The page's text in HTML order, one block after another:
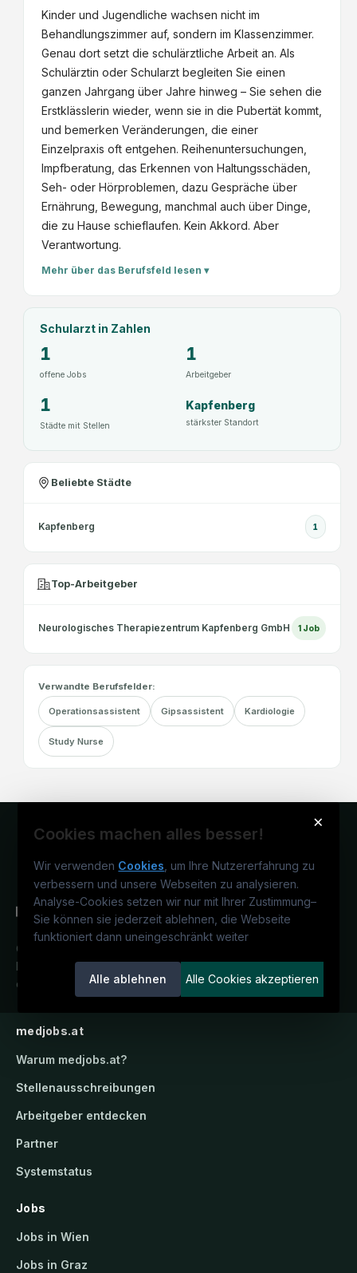
Kinder und Jugendliche wachsen nicht im
Behandlungszimmer auf, sondern im Klassenzimmer.
Genau dort setzt die schulärztliche Arbeit an. Als
Schulärztin oder Schularzt begleiten Sie einen
ganzen Jahrgang über Jahre hinweg – Sie sehen die
Erstklässlerin wieder, wenn sie in die Pubertät kommt,
und bemerken Veränderungen, die einer
Einzelpraxis oft entgehen. Reihenuntersuchungen,
Impfberatung, das Erkennen von Haltungsschäden,
Seh- oder Hörproblemen, dazu Gespräche über
Ernährung, Bewegung, manchmal auch über Dinge,
die zu Hause schieflaufen. Kein Akkord. Aber
Verantwortung.
Mehr über das Berufsfeld lesen ▾
Schularztin Zahlen
1
offene Jobs
1
Arbeitgeber
1
Städte mit Stellen
Kapfenberg
stärkster Standort
Beliebte Städte
Kapfenberg 1
Top-Arbeitgeber
Neurologisches Therapiezentrum Kapfenberg GmbH 1 Job
Verwandte Berufsfelder:
Operationsassistent Gipsassistent Kardiologie
Study Nurse
×
Cookies machen alles besser!
Wir verwenden Cookies , um Ihre Nutzererfahrung zu
verbessern und unsere Webseiten zu analysieren.
Analyse-Cookies setzen wir nur mit Ihrer Zustimmung–
Sie können sie jederzeit ablehnen, die Webseite
funktioniert dann uneingeschränkt weiter
Alle ablehnen Alle Cookies akzeptieren
Österreichs medizinisches
Karriereportal.Ein Service der
candidatis GmbH.
medjobs.at
Warum medjobs.at?
Stellenausschreibungen
Arbeitgeber entdecken
Partner
Systemstatus
Jobs
Jobs in Wien
Jobs in Graz